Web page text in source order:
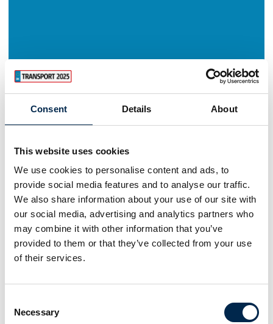
Consent Details About
This website uses cookies
We use cookies to personalise content and ads, to
provide social media features and to analyse our traffic.
We also share information about your use of our site with
our social media, advertising and analytics partners who
may combine it with other information that you’ve
provided to them or that they’ve collected from your use
of their services.
Selection
Necessary